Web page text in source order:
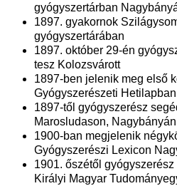
gyógyszertárban
1897. gyakornok
gyógyszertárában
1897. október 29-én
tesz Kolozsvárott
1897-ben jelenik meg első
Gyógyszerészeti Hetilapban
1897-től gyógyszerész
Marosludason,
1900-ban megjelenik
Gyógyszerészi Lexicon
1901. őszétől
Királyi Magyar